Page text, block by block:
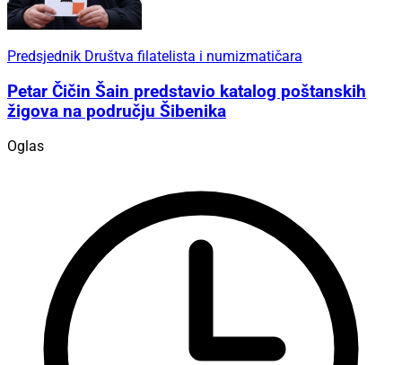
Predsjednik Društva filatelista i numizmatičara
Petar Čičin Šain predstavio katalog poštanskih
žigova na području Šibenika
Oglas